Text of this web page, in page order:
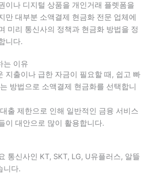
이나 디지털 상품을 개인거래 플렛폼을
만 대부분 소액결제 현금화 전문 업체에
미리 통신사의 정책과 현금화 방법을 정
니다.
는 이유
지출이나 급한 자금이 필요할 때 , 쉽고 빠
방법으로 소액결제 현금화를 선택합니
출 제한으로 인해 일반적인 금융 서비스
이 대안으로 많이 활용합니다.
통신사인 KT, SKT, LG, U유플러스, 알뜰
니다.